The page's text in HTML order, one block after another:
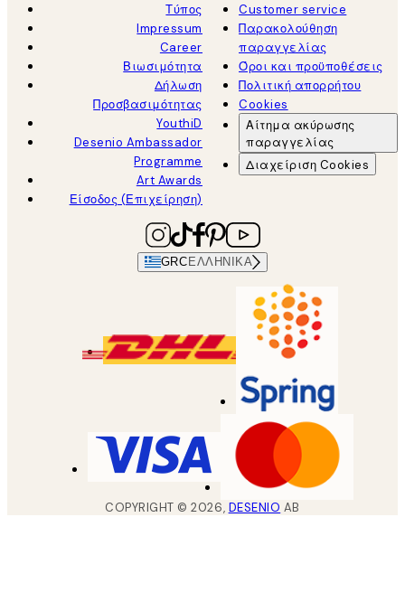
Τύπος
Impressum
Career
Βιωσιμότητα
Δήλωση
Προσβασιμότητας
YouthiD
Desenio Ambassador
Programme
Art Awards
Είσοδος (Επιχείρηση)
Customer service
Παρακολούθηση
παραγγελίας
Όροι και προϋποθέσεις
Πολιτική απορρήτου
Cookies
Αίτημα ακύρωσης
παραγγελίας
Διαχείριση Cookies
GRC ΕΛΛΗΝΙΚΆ
COPYRIGHT ©2026, DESENIO AB